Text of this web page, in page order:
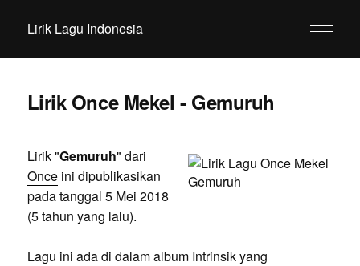
Lirik Lagu Indonesia
Lirik Once Mekel - Gemuruh
Lirik "Gemuruh" dari
Onceini dipublikasikan
pada tanggal 5 Mei 2018
(5 tahun yang lalu).
Lagu ini ada di dalam album Intrinsik yang